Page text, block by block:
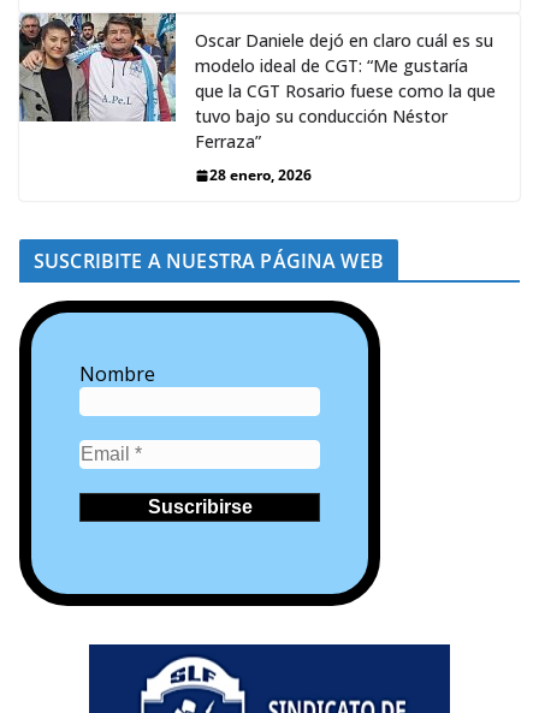
Oscar Daniele dejó en claro cuál es su
modelo ideal de CGT: “Me gustaría
que la CGT Rosario fuese como la que
tuvo bajo su conducción Néstor
Ferraza”
28 enero, 2026
SUSCRIBITE A NUESTRA PÁGINA WEB
Nombre